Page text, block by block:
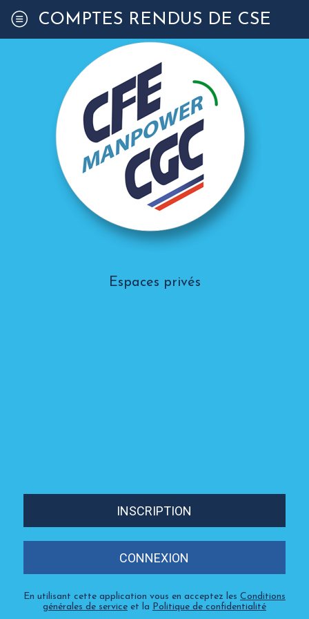
COMPTES RENDUS DE CSE
Espaces privés
INSCRIPTION
CONNEXION
En utilisant cette application vous en acceptez les Conditions
générales de service et la Politique de confidentialité